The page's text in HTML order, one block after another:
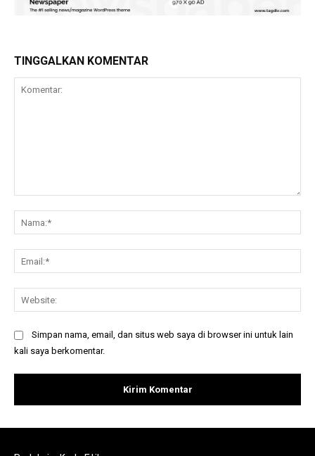
TINGGALKAN KOMENTAR
Simpan nama, email, dan situs web saya di browser ini untuk lain
kali saya berkomentar.